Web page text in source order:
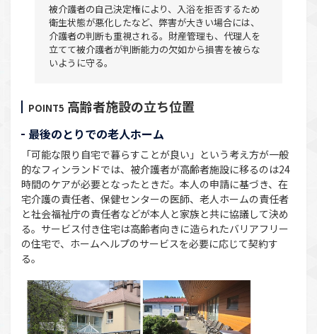
被介護者の自己決定権により、入浴を拒否するため
衛生状態が悪化したなど、弊害が大きい場合には、
介護者の判断も重視される。財産管理も、代理人を
立てて被介護者が判断能力の欠如から損害を被らな
いように守る。
POINT5 高齢者施設の立ち位置
最後のとりでの老人ホーム
「可能な限り自宅で暮らすことが良い」という考え方が一般
的なフィンランドでは、被介護者が高齢者施設に移るのは24
時間のケアが必要となったときだ。本人の申請に基づき、在
宅介護の責任者、保健センターの医師、老人ホームの責任者
と社会福祉庁の責任者などが本人と家族と共に協議して決め
る。サービス付き住宅は高齢者向きに造られたバリアフリー
の住宅で、ホームヘルプのサービスを必要に応じて契約す
る。